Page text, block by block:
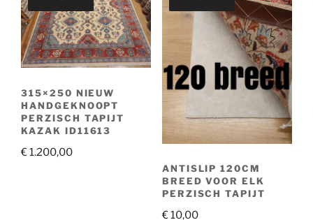
315×250 NIEUW
HANDGEKNOOPT
PERZISCH TAPIJT
KAZAK ID11613
€1.200,00
ANTISLIP 120CM
BREED VOOR ELK
PERZISCH TAPIJT
€10,00